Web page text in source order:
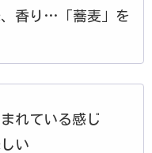
香り…「蕎麦」を
れている感じ
い